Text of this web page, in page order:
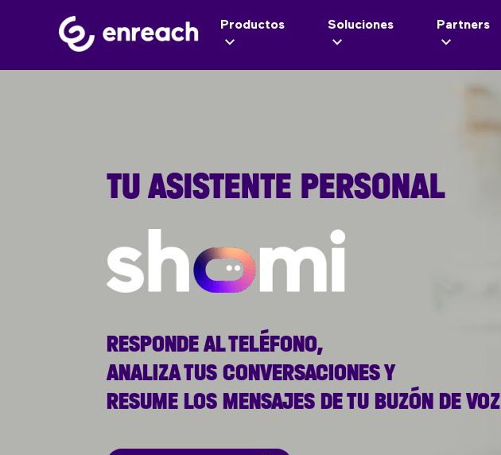
Productos Soluciones Partners
TU ASISTENTE PERSONAL
RESPONDE AL TELÉFONO,
ANALIZA TUS CONVERSACIONES Y
RESUME LOS MENSAJES DE TU BUZÓN DE VOZ